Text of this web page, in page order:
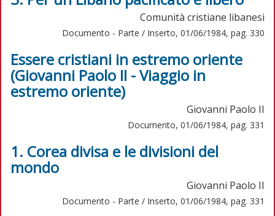
Comunità cristiane libanesi
Documento - Parte / Inserto, 01/06/1984, pag. 330
Essere cristiani in estremo oriente
(Giovanni Paolo II - Viaggio in
estremo oriente)
Giovanni Paolo II
Documento, 01/06/1984, pag. 331
1. Corea divisa e le divisioni del
mondo
Giovanni Paolo II
Documento - Parte / Inserto, 01/06/1984, pag. 331